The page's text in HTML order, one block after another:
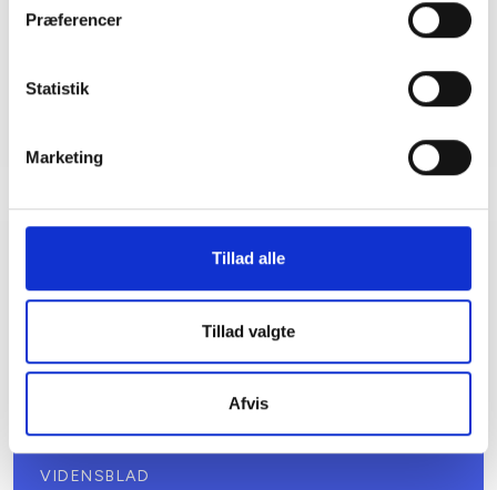
Præferencer
Statistik
Marketing
Tillad alle
Tillad valgte
Afvis
Samarbejde med kommunen
VIDENSBLAD